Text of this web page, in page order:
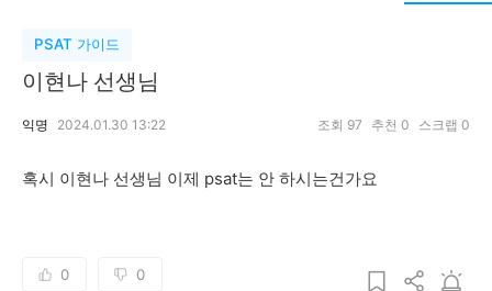
PSAT 가이드
이현나 선생님
익명 2024.01.30 13:22 조회 97 추천 0 스크랩 0
혹시 이현나 선생님 이제 psat는 안 하시는건가요
0 0